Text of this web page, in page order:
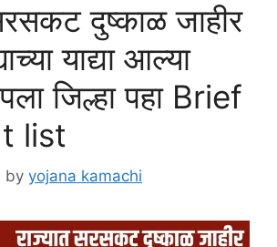
दुष्काळ जाहीर
याद्या आल्या
जिल्हा पहा Brief
list
by yojana kamachi